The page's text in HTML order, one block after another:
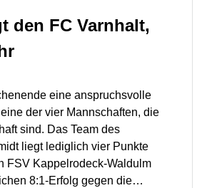
den FC Varnhalt,
eine anspruchsvolle
der vier Mannschaften, die
sind. Das Team des
liegt lediglich vier Punkte
FSV Kappelrodeck-Waldulm
8:1-Erfolg gegen die…